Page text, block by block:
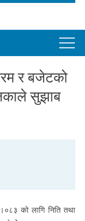
र बजेटको
सुझाब
को लागि निति तथा